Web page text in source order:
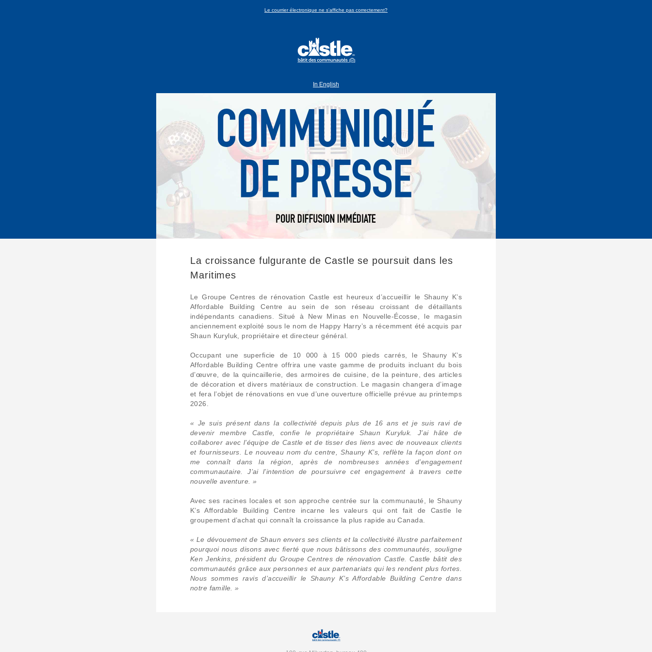
Le courrier électronique ne s'affiche pas correctement?
In English
La croissance fulgurante de Castle se poursuit dans les
Maritimes
Le Groupe Centres de rénovation Castle est heureux d’accueillir le Shauny K’s
Affordable Building Centre au sein de son réseau croissant de détaillants
indépendants canadiens. Situé à New Minas en Nouvelle-Écosse, le magasin
anciennement exploité sous le nom de Happy Harry’s a récemment été acquis par
Shaun Kuryluk, propriétaire et directeur général.
Occupant une superficie de 10 000 à 15 000 pieds carrés, le Shauny K’s
Affordable Building Centre offrira une vaste gamme de produits incluant du bois
d’œuvre, de la quincaillerie, des armoires de cuisine, de la peinture, des articles
de décoration et divers matériaux de construction. Le magasin changera d’image
et fera l’objet de rénovations en vue d’une ouverture officielle prévue au printemps
2026.
« Je suis présent dans la collectivité depuis plus de 16 ans et je suis ravi de
devenir membre Castle, confie le propriétaire Shaun Kuryluk. J’ai hâte de
collaborer avec l’équipe de Castle et de tisser des liens avec de nouveaux clients
et fournisseurs. Le nouveau nom du centre, Shauny K’s, reflète la façon dont on
me connaît dans la région, après de nombreuses années d’engagement
communautaire. J’ai l’intention de poursuivre cet engagement à travers cette
nouvelle aventure. »
Avec ses racines locales et son approche centrée sur la communauté, le Shauny
K’s Affordable Building Centre incarne les valeurs qui ont fait de Castle le
groupement d’achat qui connaît la croissance la plus rapide au Canada.
« Le dévouement de Shaun envers ses clients et la collectivité illustre parfaitement
pourquoi nous disons avec fierté que nous bâtissons des communautés, souligne
Ken Jenkins, président du Groupe Centres de rénovation Castle. Castle bâtit des
communautés grâce aux personnes et aux partenariats qui les rendent plus fortes.
Nous sommes ravis d’accueillir le Shauny K’s Affordable Building Centre dans
notre famille. »